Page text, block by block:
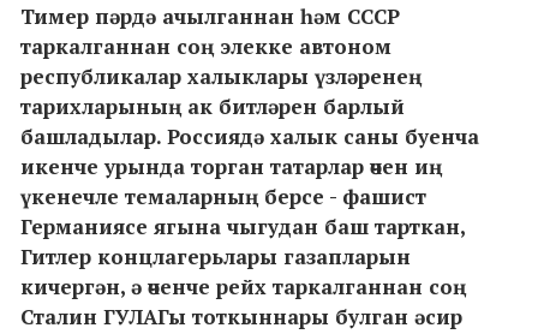
Тимер пәрдә ачылганнан һәм СССР
таркалганнан соң элекке автоном
республикалар халыклары үзләренең
тарихларының ак битләрен барлый
башладылар. Россиядә халык саны буенча
икенче урында торган татарлар өчен иң
үкенечле темаларның берсе - фашист
Германиясе ягына чыгудан баш тарткан,
Гитлер концлагерьлары газапларын
кичергән, ә өченче рейх таркалганнан соң
Сталин ГУЛАГы тоткыннары булган әсир